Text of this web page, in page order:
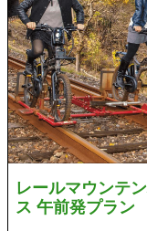
レールマウンテ
ス 午前発プラン